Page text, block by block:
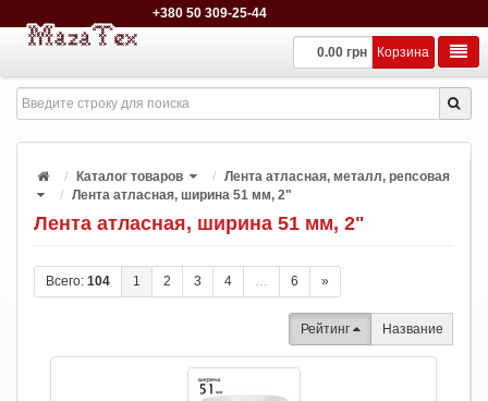
+380 50 309-25-44
0.00 грн Корзина
Каталог товаров
Лента атласная, металл, репсовая
Лента атласная, ширина 51 мм, 2"
Лента атласная, ширина 51 мм, 2"
Всего: 104 1 2 3 4 … 6 »
Рейтинг Название